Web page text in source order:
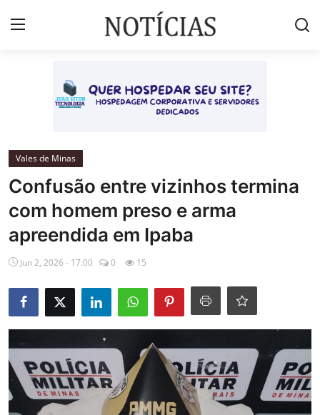
Login
Brasil
Esportes
Vales de Minas
Celebridades e Famosos
Galeria
Vales de Minas
Confusão entre vizinhos termina
com homem preso e arma
apreendida em Ipaba
Jun 2, 2026 - 17:00 0 15